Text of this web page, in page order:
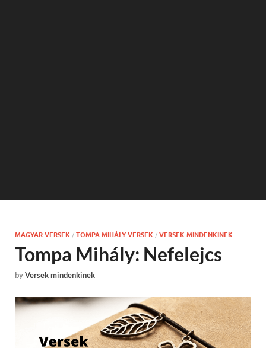
MAGYAR VERSEK / TOMPA MIHÁLY VERSEK / VERSEK MINDENKINEK
Tompa Mihály: Nefelejcs
byVersek mindenkinek